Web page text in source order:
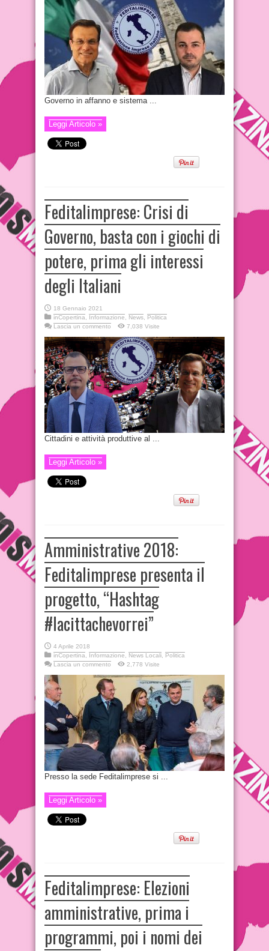
Governo in affanno e sistema ...
Leggi Articolo »
Feditalimprese: Crisi di
Governo, basta con i giochi di
potere, prima gli interessi
degli Italiani
18 Gennaio 2021
inCopertina
Informazione News
Politica
Lascia un commento
7,038 Visite
Cittadini e attività produttive al ...
Leggi Articolo »
Amministrative 2018:
Feditalimprese presenta il
progetto, “Hashtag
#lacittachevorrei”
4 Aprile 2018
inCopertina
Informazione News Locali
Politica
Lascia un commento
2,778 Visite
Presso la sede Feditalimprese si ...
Leggi Articolo »
Feditalimprese: Elezioni
amministrative, prima i
programmi, poi i nomi dei